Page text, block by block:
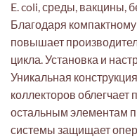
E. coli, среды, вакцины,
Благодаря
повышает
цикла. Установка и
Уникальная
коллекторов
остальным элементам
системы защищает